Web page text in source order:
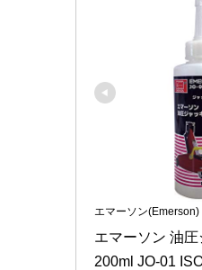
エマーソン(Emerson)
エマーソン 油
200ml JO-01